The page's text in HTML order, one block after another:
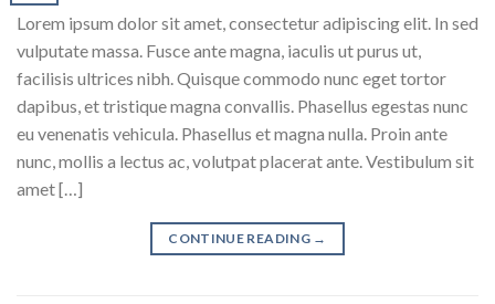
Lorem ipsum dolor sit amet, consectetur adipiscing elit. In sed
vulputate massa. Fusce ante magna, iaculis ut purus ut,
facilisis ultrices nibh. Quisque commodo nunc eget tortor
dapibus, et tristique magna convallis. Phasellus egestas nunc
eu venenatis vehicula. Phasellus et magna nulla. Proin ante
nunc, mollis a lectus ac, volutpat placerat ante. Vestibulum sit
amet […]
CONTINUE READING →